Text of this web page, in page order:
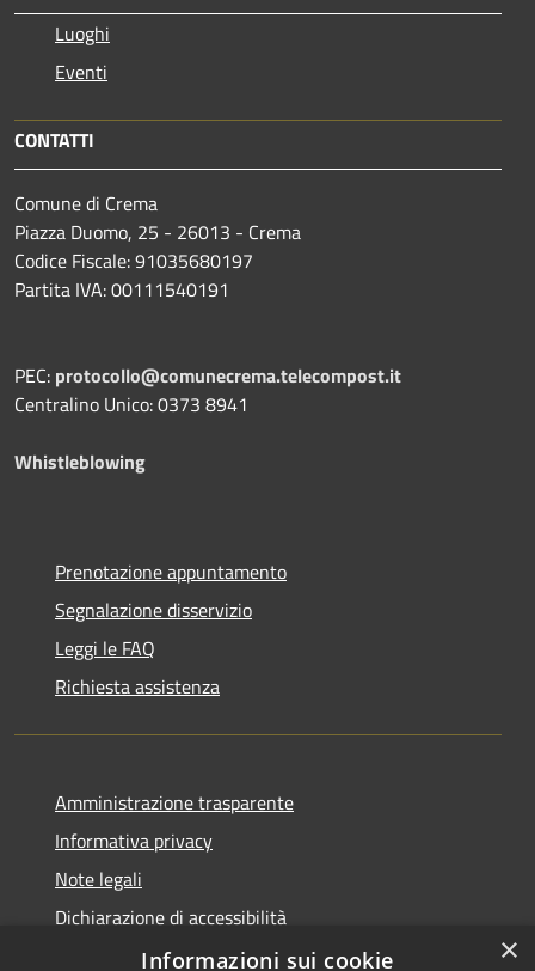
Luoghi
Eventi
CONTATTI
Comune di Crema
Piazza Duomo, 25 - 26013 - Crema
Codice Fiscale: 91035680197
Partita IVA: 00111540191
PEC: protocollo@comunecrema.telecompost.it
Centralino Unico: 0373 8941
Whistleblowing
Prenotazione appuntamento
Segnalazione disservizio
Leggi le FAQ
Richiesta assistenza
Amministrazione trasparente
Informativa privacy
Note legali
Dichiarazione di accessibilità
Piano di miglioramento dei servizi
×
Informazioni sui cookie